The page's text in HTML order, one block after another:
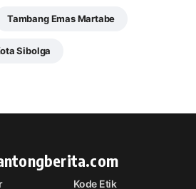
Tambang Emas Martabe
Sibolga
Kode Etik